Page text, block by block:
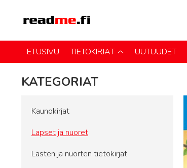
ETUSIVU TIETOKIRJAT UUTUUDET
KATEGORIAT
Kaunokirjat
Lapset ja nuoret
Lasten ja nuorten tietokirjat